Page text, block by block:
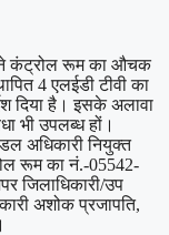
ने कंट्रोल रूम का औचक
4 एलईडी टीवी का
दिया है। इसके अलावा
भी उपलब्ध हों।
अधिकारी नियुक्त
रूम का नं.-05542-
जिलाधिकारी/उप
अशोक प्रजापति,